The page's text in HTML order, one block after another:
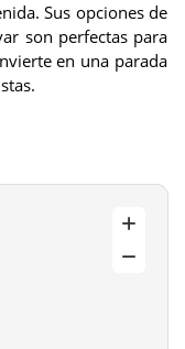
Sus opciones de
son perfectas para
en una parada